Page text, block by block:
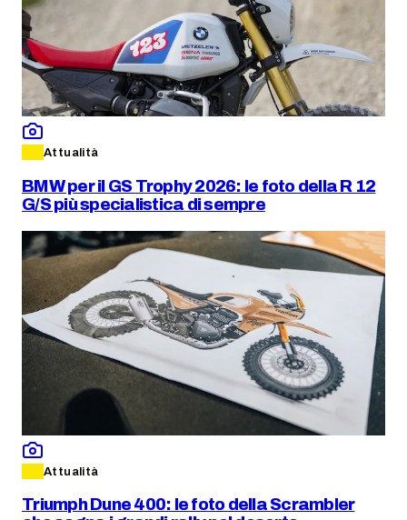
Attualità
BMW per il GS Trophy 2026: le foto della R 12
G/S più specialistica di sempre
Attualità
Triumph Dune 400: le foto della Scrambler